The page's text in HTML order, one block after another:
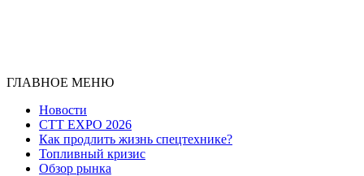
ГЛАВНОЕ МЕНЮ
Новости
CTT EXPO 2026
Как продлить жизнь спецтехнике?
Топливный кризис
Обзор рынка